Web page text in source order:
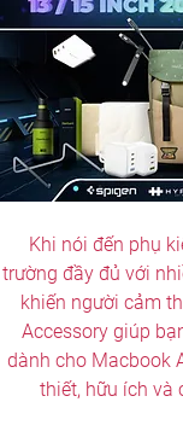
Khi nói đến phụ
trường đầy đủ với
khiến người cảm
Accessory giúp
dành cho Macbook
thiết, hữu ích và